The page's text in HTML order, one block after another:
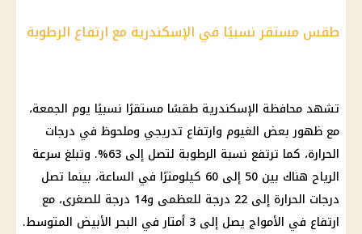
طقس مستقر نسبيًا في الإسكندرية مع ارتفاع الرطوبة
تشهد محافظة الإسكندرية طقسًا مستقرًا نسبيًا يوم الجمعة،
مع ظهور بعض الغيوم وارتفاع تدريجي وملحوظ في درجات
الحرارة، كما ترتفع نسبة الرطوبة لتصل إلى 63%. وتبلغ سرعة
الرياح هناك بين 50 إلى 60 كيلومترًا في الساعة، بينما تصل
درجات الحرارة إلى 22 درجة للعظمى و14 درجة للصغرى، مع
ارتفاع في الأمواج يصل إلى 3 أمتار في البحر الأبيض المتوسط.